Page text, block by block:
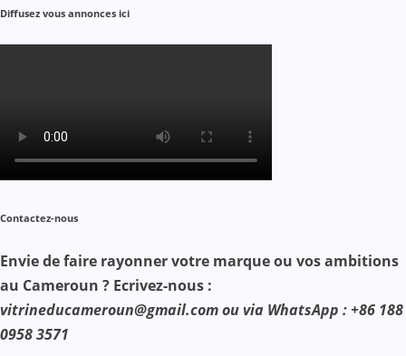
Diffusez vous annonces ici
Contactez-nous
Envie de faire rayonner votre marque ou vos ambitions
au Cameroun ? Ecrivez-nous :
vitrineducameroun@gmail.com ou via WhatsApp : +86 188
0958 3571